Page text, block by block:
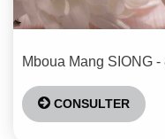
Mboua Mang SIONG -
CONSULTER